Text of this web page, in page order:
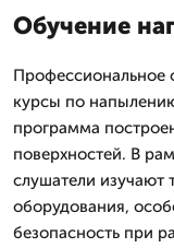
Обучение
курсы по
программа
поверхностей. В
слушатели изучают
оборудования,
безопасность при